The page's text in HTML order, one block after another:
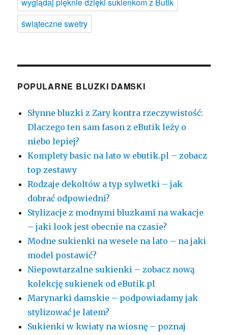
wyglądaj pięknie dzięki sukienkom z Butik
świąteczne swetry
POPULARNE BLUZKI DAMSKI
Słynne bluzki z Zary kontra rzeczywistość:
Dlaczego ten sam fason z eButik leży o
niebo lepiej?
Komplety basic na lato w ebutik.pl – zobacz
top zestawy
Rodzaje dekoltów a typ sylwetki – jak
dobrać odpowiedni?
Stylizacje z modnymi bluzkami na wakacje
– jaki look jest obecnie na czasie?
Modne sukienki na wesele na lato – na jaki
model postawić?
Niepowtarzalne sukienki – zobacz nową
kolekcję sukienek od eButik.pl
Marynarki damskie – podpowiadamy jak
stylizować je latem?
Sukienki w kwiaty na wiosnę – poznaj